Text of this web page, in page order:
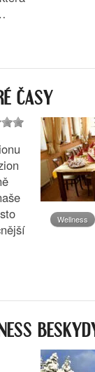
ČASY
Wellness